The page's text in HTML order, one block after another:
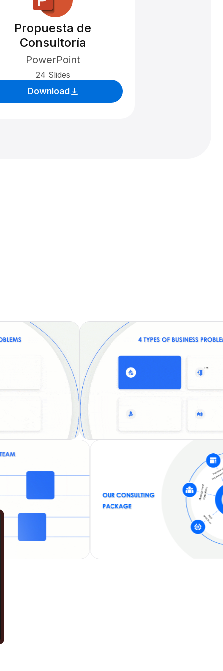
Propuesta de
Consultoría
PowerPoint
24 Slides
Download